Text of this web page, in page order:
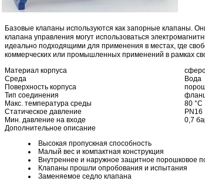
Базовые клапаны используются как запорные клапаны.
клапана управления могут использоваться
идеально подходящими для применения в местах, где
коммерческих или промышленных применений в рамках
Материал корпуса
Среда
Вода
Поверхность корпуса
Тип соединения
Макс. температура среды
80 °C
Статическое давление
PN16
Мин. давление на входе
0,7
Дополнительное описание
Высокая пропускная способность
Малый вес и компактная конструкция
Внутреннее и наружное защитное порошковое
Клапаны прошли опробования и испытания
Заменяемое седло клапана